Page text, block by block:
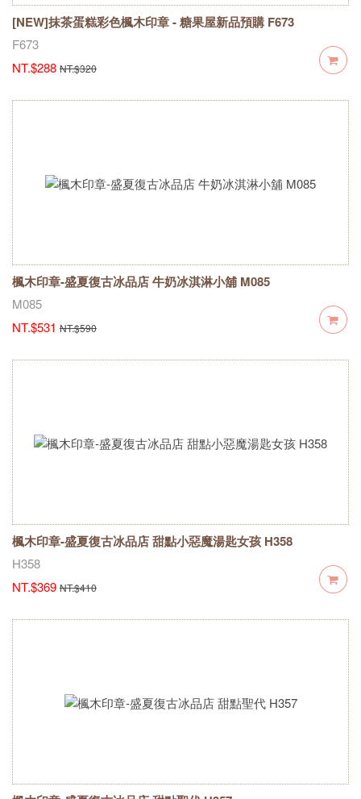
[NEW]抹茶蛋糕彩色楓木印章 - 糖果屋新品預購 F673
F673
NT.$288 NT.$320
楓木印章-盛夏復古冰品店 牛奶冰淇淋小舖 M085
M085
NT.$531 NT.$590
楓木印章-盛夏復古冰品店 甜點小惡魔湯匙女孩 H358
H358
NT.$369 NT.$410